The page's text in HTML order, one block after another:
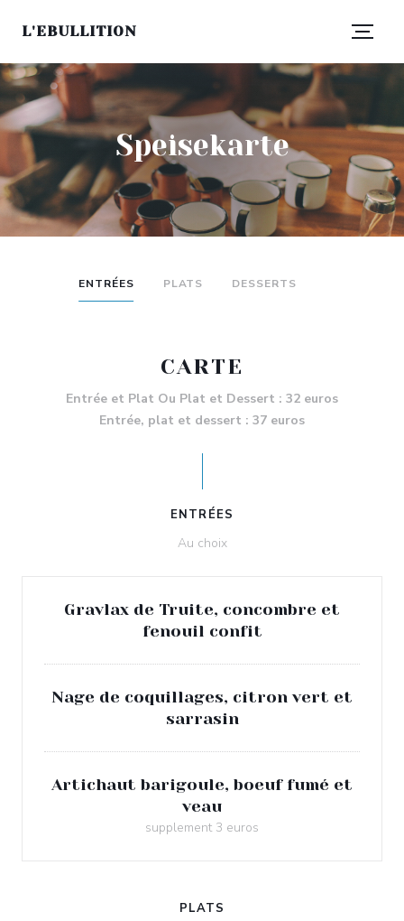
L'EBULLITION
Speisekarte
ENTRÉES PLATS DESSERTS
CARTE
Entrée et Plat Ou Plat et Dessert : 32 euros
Entrée, plat et dessert : 37 euros
ENTRÉES
Au choix
Gravlax de Truite, concombre et
fenouil confit
Nage de coquillages, citron vert et
sarrasin
Artichaut barigoule, boeuf fumé et
veau
supplement 3 euros
PLATS